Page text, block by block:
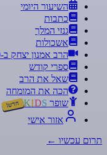
השיעור היומי
כתבות
גנזי המלך
אשכולות
הרב אמנון יצחק ב-70 לשון
ספרי קודש
שאל את הרב
הכה את המומחה
שופר
KIDS חדש!
אזור אישי
תרום עכשיו ←